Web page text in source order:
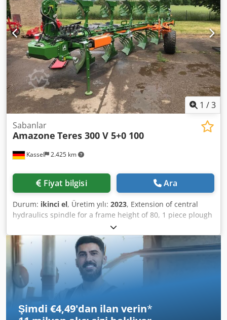
1 /3
Kassel 2.425 km
Sabanlar
Amazone Teres 300 V 5+0 100
Fiyat bilgisi Ara
Durum: ikinci el, Üretim yılı: 2023, Extension of central
hydraulics spindle for a frame height of 80, 1 piece plough
body STW / 35, 1 pair of mouldboards 430, 1 pair of heavy-
duty share points, 1 pair of insert plates for STW / 35, 1
pair of disc coulter holders for Variopf disc coulter D 500
serrated and / spring-mounted, 1 Dwjdpfor Ucigjx Agysa
Şimdi €4,49'dan ilan verin*